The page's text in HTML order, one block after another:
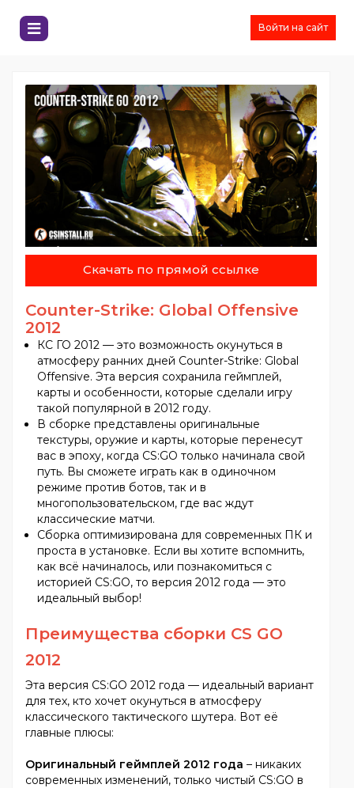
Войти на сайт
Скачать по прямой ссылке
Counter-Strike: Global Offensive
2012
КС ГО 2012 — это возможность окунуться в
атмосферу ранних дней Counter-Strike: Global
Offensive. Эта версия сохранила геймплей,
карты и особенности, которые сделали игру
такой популярной в 2012 году.
В сборке представлены оригинальные
текстуры, оружие и карты, которые перенесут
вас в эпоху, когда CS:GO только начинала свой
путь. Вы сможете играть как в одиночном
режиме против ботов, так и в
многопользовательском, где вас ждут
классические матчи.
Сборка оптимизирована для современных ПК и
проста в установке. Если вы хотите вспомнить,
как всё начиналось, или познакомиться с
историей CS:GO, то версия 2012 года — это
идеальный выбор!
Преимущества сборки CS GO
2012
Эта версия CS:GO 2012 года — идеальный вариант
для тех, кто хочет окунуться в атмосферу
классического тактического шутера. Вот её
главные плюсы:
Оригинальный геймплей 2012 года – никаких
современных изменений, только чистый CS:GO в